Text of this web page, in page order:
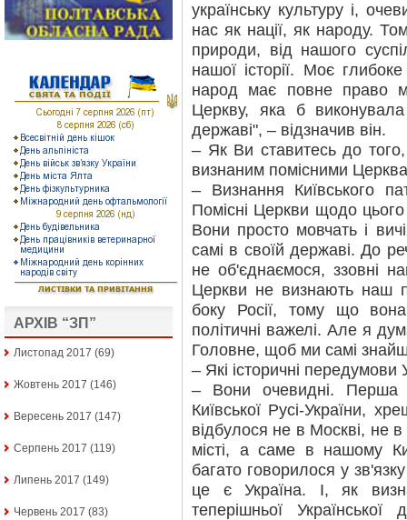
АРХІВ “ЗП”
Листопад 2017 (69)
Жовтень 2017 (146)
Вересень 2017 (147)
Серпень 2017 (119)
Липень 2017 (149)
Червень 2017 (83)
українську культуру і,
нас як нації, як народу.
природи, від нашого
нашої історії. Моє
народ має повне право
Церкву, яка б
державі", – відзначив він.
– Як Ви ставитесь до
визнаним помісними
– Визнання Київського
Помісні Церкви щодо
Вони просто мовчать і
самі в своїй державі. До
не об'єднаємося, ззовні
Церкви не визнають наш
боку Росії, тому що
політичні важелі. Але я
Головне, щоб ми самі
– Які історичні передумови
– Вони очевидні.
Київської Русі-України,
відбулося не в Москві, не в
місті, а саме в нашому
багато говорилося у
це є Україна. І, як
теперішньої